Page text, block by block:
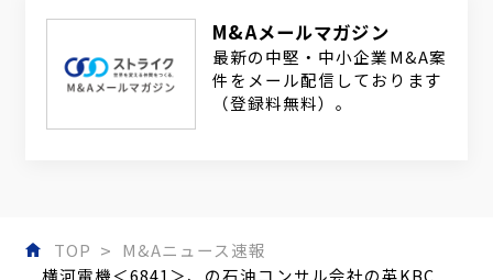
M&Aメールマガジン
最新の中堅・中小企業M&A案
件をメール配信しております
（登録料無料）。
TOP
M&Aニュース速報
横河電機＜6841＞、の石油コンサル会社の英KBC